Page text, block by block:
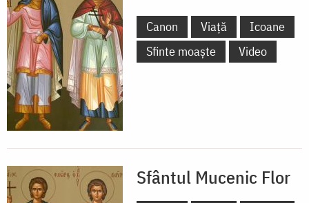
Canon Viață
Icoane
Sfinte moaște
Video
Sfântul Mucenic Flor